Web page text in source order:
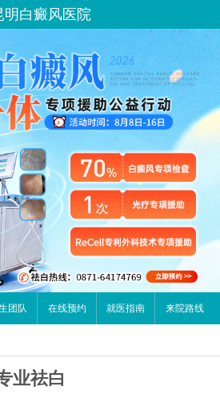
明白癜风医院
团队 在线预约 就医指南 来院路线
业祛白